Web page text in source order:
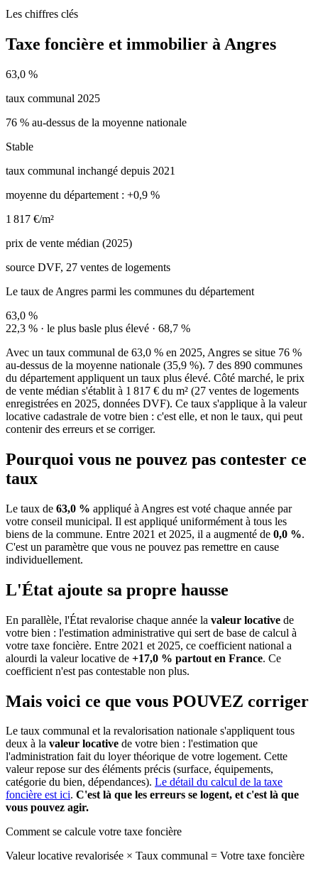
Les chiffres clés
Taxe foncière et immobilier à Angres
63,0 %
taux communal 2025
76 % au-dessus de la moyenne nationale
Stable
taux communal inchangé depuis 2021
moyenne du département : +0,9 %
1 817 €/m²
prix de vente médian (2025)
source DVF, 27 ventes de logements
Le taux de Angres parmi les communes du département
63,0 %
22,3 % · le plus basle plus élevé · 68,7 %
Avec un taux communal de 63,0 % en 2025, Angres se situe 76 %
au-dessus de la moyenne nationale (35,9 %). 7 des 890 communes
du département appliquent un taux plus élevé. Côté marché, le prix
de vente médian s'établit à 1 817 € du m² (27 ventes de logements
enregistrées en 2025, données DVF). Ce taux s'applique à la valeur
locative cadastrale de votre bien : c'est elle, et non le taux, qui peut
contenir des erreurs et se corriger.
Pourquoi vous ne pouvez pas contester ce
taux
Le taux de 63,0 % appliqué à Angres est voté chaque année par
votre conseil municipal. Il est appliqué uniformément à tous les
biens de la commune. Entre 2021 et 2025, il a augmenté de 0,0 %.
C'est un paramètre que vous ne pouvez pas remettre en cause
individuellement.
L'État ajoute sa propre hausse
En parallèle, l'État revalorise chaque année la valeur locative de
votre bien : l'estimation administrative qui sert de base de calcul à
votre taxe foncière. Entre 2021 et 2025, ce coefficient national a
alourdi la valeur locative de +17,0 % partout en France. Ce
coefficient n'est pas contestable non plus.
Mais voici ce que vous POUVEZ corriger
Le taux communal et la revalorisation nationale s'appliquent tous
deux à la valeur locative de votre bien : l'estimation que
l'administration fait du loyer théorique de votre logement. Cette
valeur repose sur des éléments précis (surface, équipements,
catégorie du bien, dépendances). Le détail du calcul de la taxe
foncière est ici. C'est là que les erreurs se logent, et c'est là que
vous pouvez agir.
Comment se calcule votre taxe foncière
Valeur locative revalorisée × Taux communal = Votre taxe foncière